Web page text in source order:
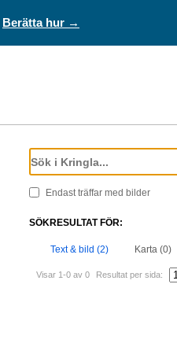
Berätta hur →
Endast träffar med bilder
SÖKRESULTAT FÖR:
Text & bild (2) Karta (0)
Visar 1-0 av 0 Resultat per sida: